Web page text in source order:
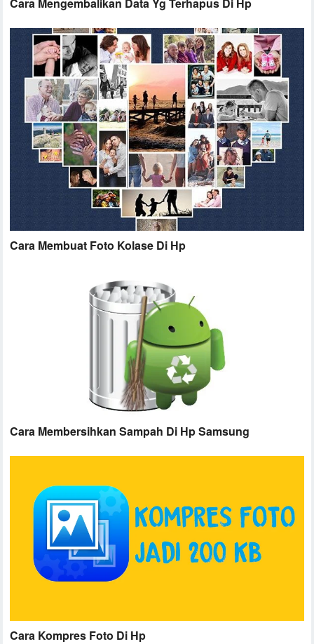
Cara Membuat Foto Kolase Di Hp
Cara Membersihkan Sampah Di Hp Samsung
Cara Kompres Foto Di Hp